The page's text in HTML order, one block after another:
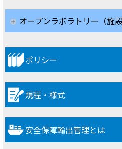
オープンラボラトリー（施
ポリシー
規程・様式
安全保障輸出管理とは